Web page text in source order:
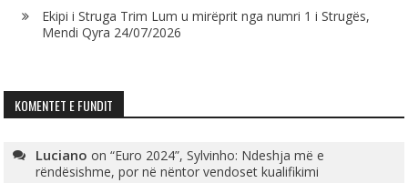
Ekipi i Struga Trim Lum u mirëprit nga numri 1 i Strugës,
Mendi Qyra 24/07/2026
KOMENTET E FUNDIT
Luciano on“Euro 2024”, Sylvinho: Ndeshja më e
rëndësishme, por në nëntor vendoset kualifikimi